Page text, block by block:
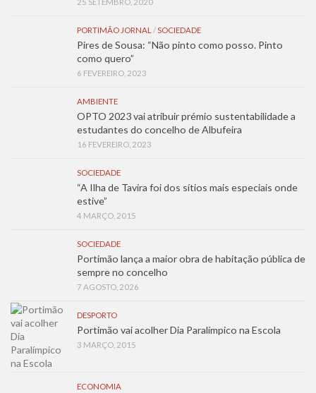
PORTIMÃO JORNAL /SOCIEDADE
Pires de Sousa: “Não pinto como posso. Pinto
como quero”
6 FEVEREIRO, 2023
AMBIENTE
OPTO 2023 vai atribuir prémio sustentabilidade a
estudantes do concelho de Albufeira
16 FEVEREIRO, 2023
SOCIEDADE
“A Ilha de Tavira foi dos sítios mais especiais onde
estive”
4 MARÇO, 2015
SOCIEDADE
Portimão lança a maior obra de habitação pública de
sempre no concelho
7 AGOSTO, 2026
DESPORTO
Portimão vai acolher Dia Paralímpico na Escola
3 MARÇO, 2015
ECONOMIA